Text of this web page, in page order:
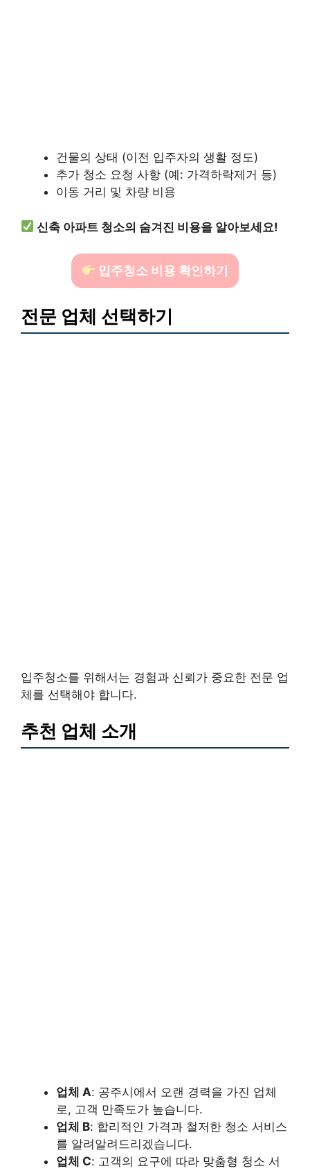
건물의 상태 (이전 입주자의 생활 정도)
추가 청소 요청 사항 (예: 가격하락제거 등)
이동 거리 및 차량 비용
신축 아파트 청소의 숨겨진 비용을 알아보세요!
입주청소 비용 확인하기
전문 업체 선택하기
입주청소를 위해서는 경험과 신뢰가 중요한 전문 업
체를 선택해야 합니다.
추천 업체 소개
업체 A: 공주시에서 오랜 경력을 가진 업체
로, 고객 만족도가 높습니다.
업체 B: 합리적인 가격과 철저한 청소 서비스
를 알려알려드리겠습니다.
업체 C: 고객의 요구에 따라 맞춤형 청소 서